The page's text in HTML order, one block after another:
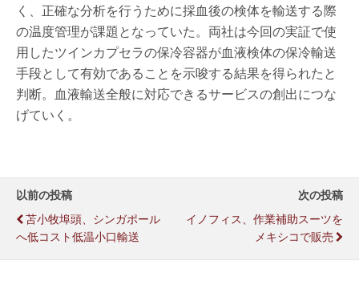
く、正確な分析を行うために採血後の検体を輸送する際
の温度管理が課題となっていた。両社は今回の実証で使
用したツインカプセラの保冷容器が血液検体の保冷輸送
手段として有効であることを示唆する結果を得られたと
判断。血液輸送全般に対応できるサービスの創出につな
げていく。
以前の投稿
苫小牧埠頭、シンガポール
へ低コスト低温小口輸送
次の投稿
イノフィス、作業補助スーツを
メキシコで販売